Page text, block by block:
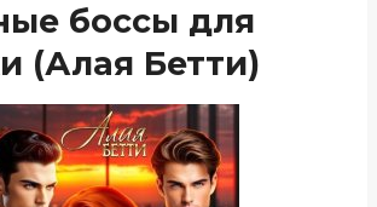
боссы для
(Алая Бетти)